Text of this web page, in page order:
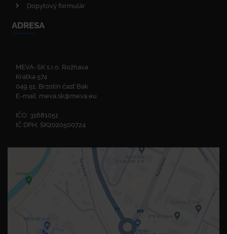
Dopytový formulár
ADRESA
MEVA-SK s.r.o. Rožňava
Krátka 574
049 51, Brzotín časť Bak
E-mail: meva.sk@meva.eu
IČO: 31681051
IČ DPH: SK2020500724